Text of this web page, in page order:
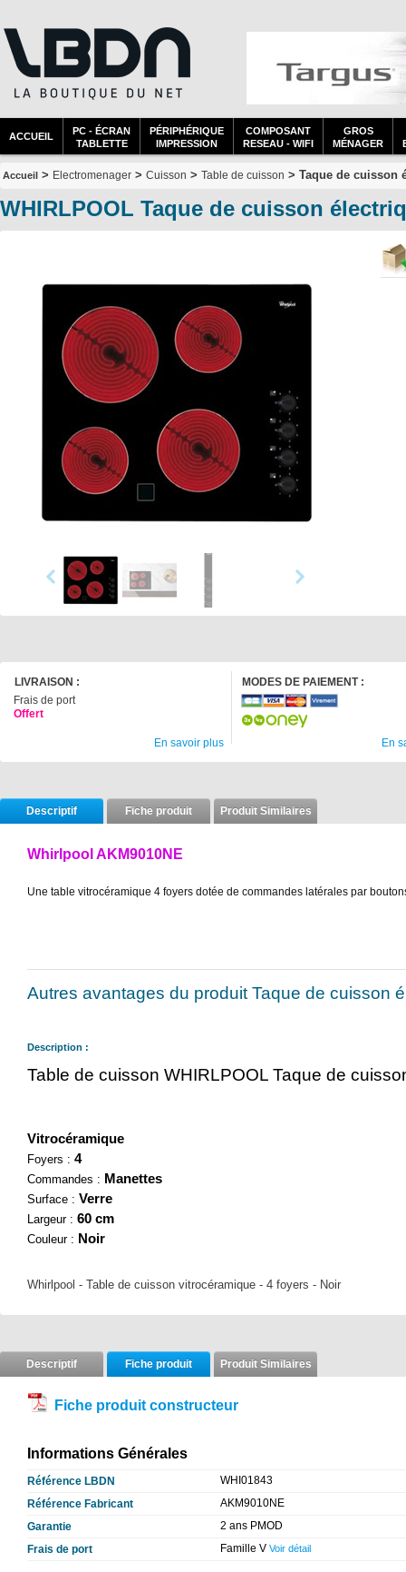
ACCUEIL
PC - ÉCRAN
TABLETTE
PÉRIPHÉRIQUE
IMPRESSION
COMPOSANT
RESEAU - WIFI
GROS
MÉNAGER
Accueil > Electromenager > Cuisson > Table de cuisson > Taque de cuisson
WHIRLPOOL Taque de cuisson
LIVRAISON :
Frais de port
Offert
En savoir plus
MODES DE PAIEMENT :
En
Descriptif Fiche produit Produit Similaires
Whirlpool AKM9010NE
Une table vitrocéramique 4 foyers dotée de commandes latérales par
Autres avantages du produit Taque de cuisson
Description :
Table de cuisson WHIRLPOOL Taque de
Vitrocéramique
Foyers : 4
Commandes : Manettes
Surface : Verre
Largeur : 60 cm
Couleur : Noir
Whirlpool - Table de cuisson vitrocéramique - 4 foyers - Noir
Descriptif Fiche produit Produit Similaires
Fiche produit constructeur
Informations Générales
Référence LBDN
WHI01843
Référence Fabricant
AKM9010NE
Garantie
2 ans PMOD
Frais de port
Famille V Voir détail